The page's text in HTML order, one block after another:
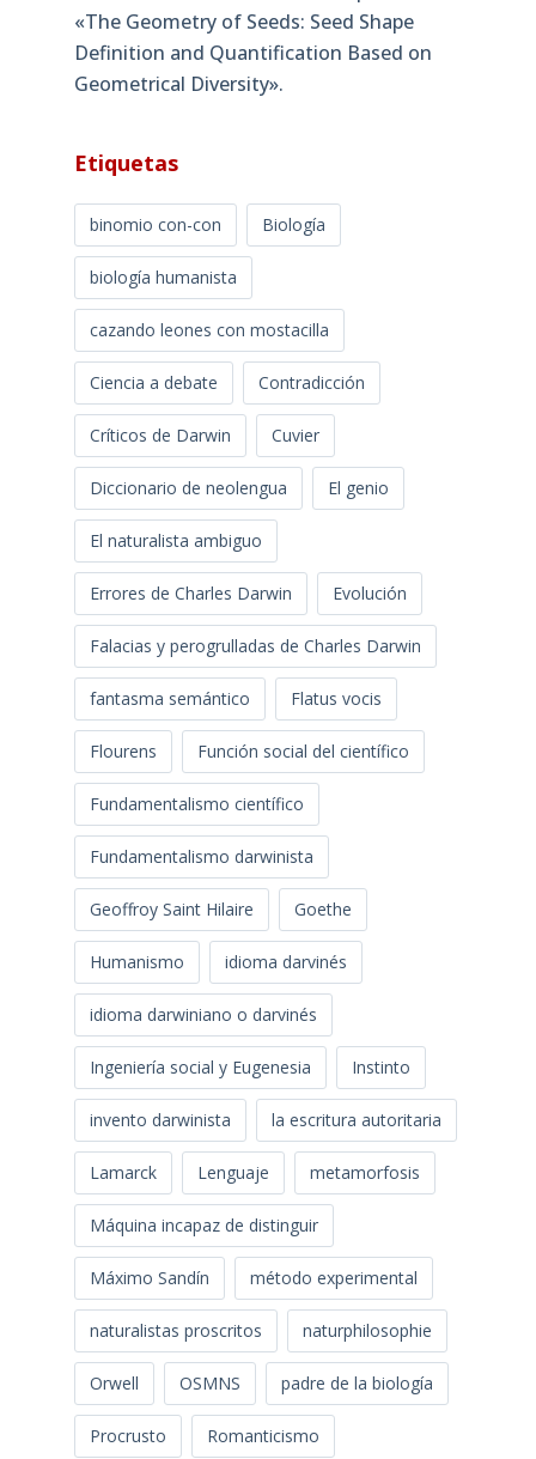
«The Geometry of Seeds: Seed Shape
Definition and Quantification Based on
Geometrical Diversity»​.
Etiquetas
binomio con-con Biología
biología humanista
cazando leones con mostacilla
Ciencia a debate Contradicción
Críticos de Darwin Cuvier
Diccionario de neolengua El genio
El naturalista ambiguo
Errores de Charles Darwin Evolución
Falacias y perogrulladas de Charles Darwin
fantasma semántico Flatus vocis
Flourens Función social del científico
Fundamentalismo científico
Fundamentalismo darwinista
Geoffroy Saint Hilaire Goethe
Humanismo idioma darvinés
idioma darwiniano o darvinés
Ingeniería social y Eugenesia Instinto
invento darwinista la escritura autoritaria
Lamarck Lenguaje metamorfosis
Máquina incapaz de distinguir
Máximo Sandín método experimental
naturalistas proscritos naturphilosophie
Orwell OSMNS padre de la biología
Procrusto Romanticismo